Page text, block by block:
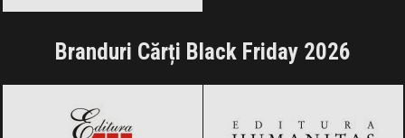
Branduri Cărți Black Friday 2026